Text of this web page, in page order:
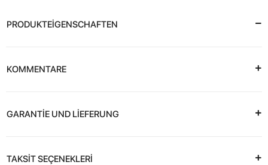
PRODUKTEİGENSCHAFTEN
KOMMENTARE
GARANTİE UND LİEFERUNG
TAKSİT SEÇENEKLERİ